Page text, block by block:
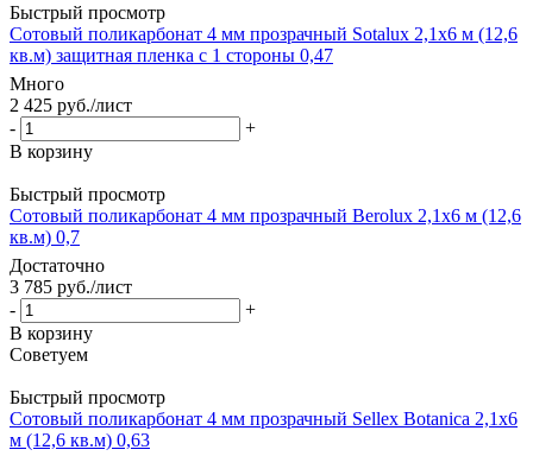
Быстрый просмотр
Сотовый поликарбонат 4 мм прозрачный Sotalux 2,1х6 м (12,6
кв.м) защитная пленка с 1 стороны 0,47
Много
2 425 руб./лист
-
+
В корзину
Быстрый просмотр
Сотовый поликарбонат 4 мм прозрачный Berolux 2,1х6 м (12,6
кв.м) 0,7
Достаточно
3 785 руб./лист
-
+
В корзину
Советуем
Быстрый просмотр
Сотовый поликарбонат 4 мм прозрачный Sellex Botanica 2,1х6
м (12,6 кв.м) 0,63